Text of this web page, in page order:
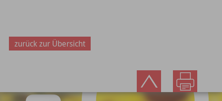
zurück zur Übersicht